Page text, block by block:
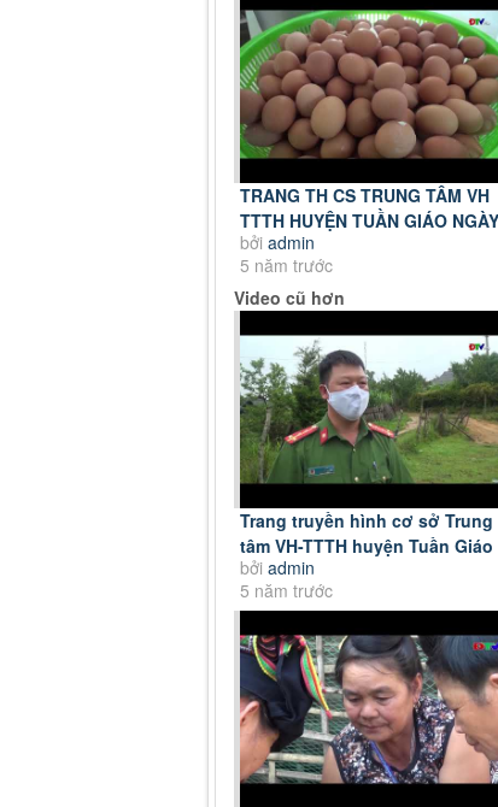
TRANG TH CS TRUNG TÂM VH
TTTH HUYỆN TUẦN GIÁO NGÀY
4 7 2021
bởi admin
5 năm trước
Video cũ hơn
Trang truyền hình cơ sở Trung
tâm VH-TTTH huyện Tuần Giáo
(Ngày 20-6-2021)
bởi admin
5 năm trước